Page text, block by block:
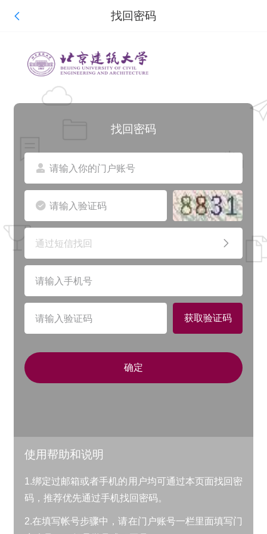
找回密码
找回密码
通过短信找回
获取验证码
确定
使用帮助和说明
1.绑定过邮箱或者手机的用户均可通过本页面找回密
码，推荐优先通过手机找回密码。
2.在填写帐号步骤中，请在门户账号一栏里面填写门